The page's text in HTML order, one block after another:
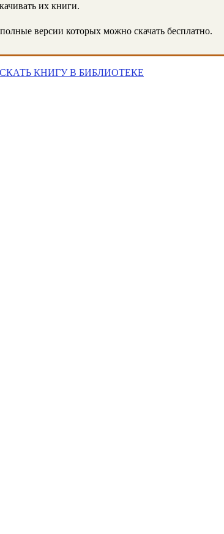
их книги.
версии которых можно скачать бесплатно.
КНИГУ В БИБЛИОТЕКЕ